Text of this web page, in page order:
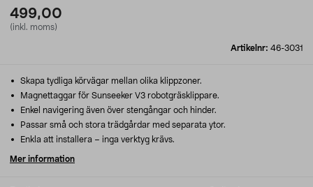
499,00
(inkl. moms)
Artikelnr: 46-3031
Skapa tydliga körvägar mellan olika klippzoner.
Magnettaggar för Sunseeker V3 robotgräsklippare.
Enkel navigering även över stengångar och hinder.
Passar små och stora trädgårdar med separata ytor.
Enkla att installera – inga verktyg krävs.
Mer information